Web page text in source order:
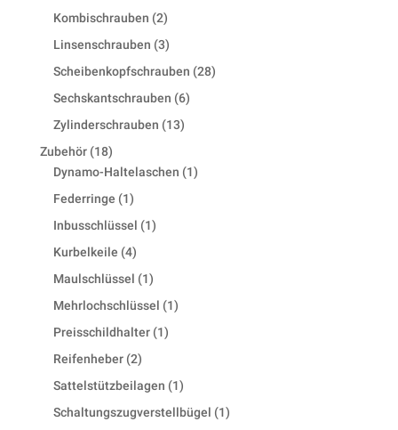
Kombischrauben 22
products
Linsenschrauben 33
products
Scheibenkopfschrauben 2828
Sechskantschrauben 66
Zylinderschrauben 1313
Zubehör 1818
products
Dynamo-Haltelaschen 11
Federringe 11
product
Inbusschlüssel 11
Kurbelkeile 44
products
Maulschlüssel 11
product
Mehrlochschlüssel 11
Preisschildhalter 11
Reifenheber 22
products
Sattelstützbeilagen 11
product
Schaltungszugverstellbügel 11